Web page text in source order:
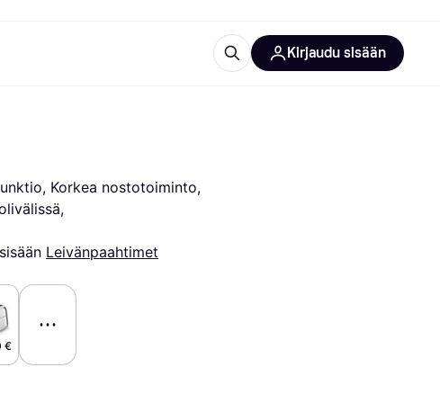
Kirjaudu sisään
Korkea nostotoiminto,
sisään Leivänpaahtimet
€